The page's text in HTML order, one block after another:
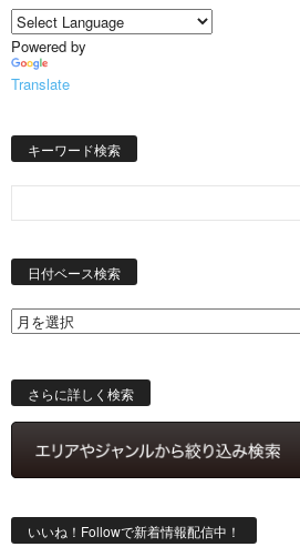
Powered by
Translate
キーワード検索
日付ベース検索
索
さらに詳しく検索
いいね！Followで新着情報配信中！